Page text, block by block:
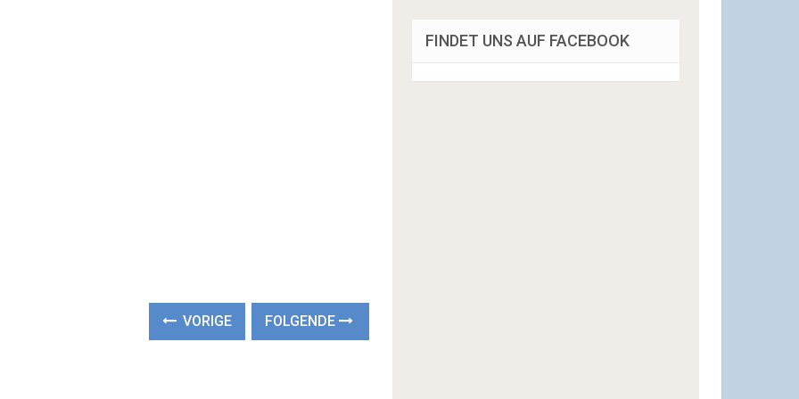
VORIGE FOLGENDE
FINDET UNS AUF FACEBOOK